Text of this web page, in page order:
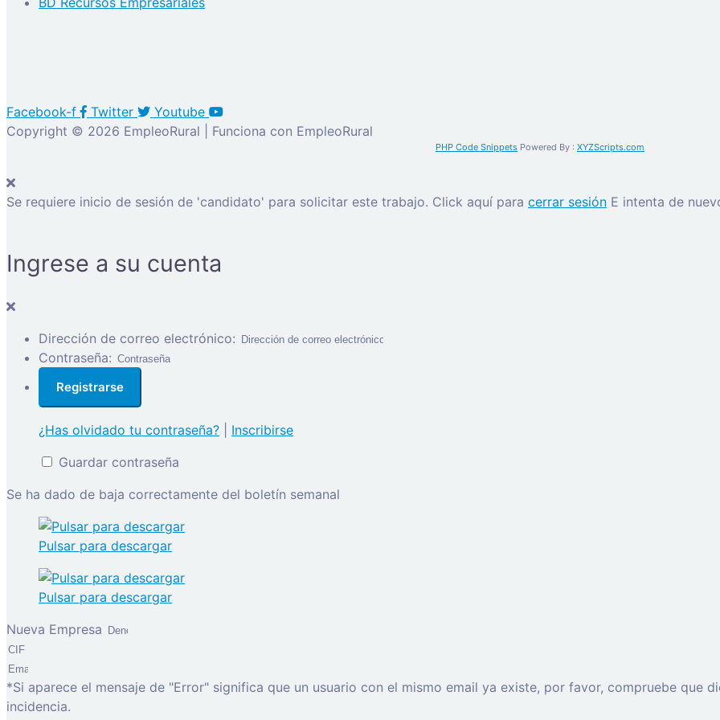
Facebook-f Twitter
Youtube
Copyright © 2026 EmpleoRural | Funciona con EmpleoRural
PHP Code Snippets Powered By : XYZScripts.com
Se requiere inicio de sesión de 'candidato' para solicitar este trabajo. Click aquí para cerrar sesión E intenta de
Ingrese a su cuenta
Dirección de correo electrónico:
Contraseña:
¿Has olvidado tu contraseña?
Inscribirse
Guardar contraseña
Se ha dado de baja correctamente del boletín semanal
Pulsar para descargar
Pulsar para descargar
Nueva Empresa
*Si aparece el mensaje de "Error" significa que un usuario con el mismo email ya existe, por favor, compruebe que
incidencia.